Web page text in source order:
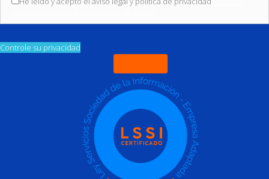
Controle su privacidad